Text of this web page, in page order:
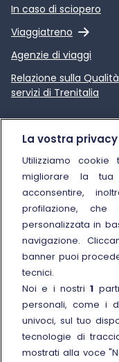
In caso di sciopero
Viaggiatreno
Link esterno
Agenzie di viaggi
Relazione sulla
servizi di Trenitalia
Link esterno
Chi siamo
Sostenibilità
Trenitalia for Business
Manuale di
Link esterno
Carriere
Link esterno
La Freccia Mag
Link esterno
Noleggia un treno
Viaggi di gruppo
La vostra
Utilizziamo
migliorare la tua
acconsentire,
profilazione,
personalizzata in
navigazione.
banner puoi
tecnici.
Noi e i nostri1
personali, come i
univoci, sul tuo
tecnologie di
mostrati alla voce